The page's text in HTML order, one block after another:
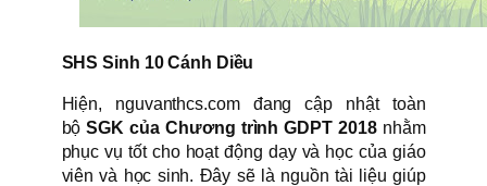
SHS Sinh 10 Cánh Diều
Hiện, nguvanthcs.com đang cập nhật toàn
bộSGK của Chương trình GDPT 2018nhằm
phục vụ tốt cho hoạt động dạy và học của giáo
viên và học sinh. Đây sẽ là nguồn tài liệu giúp